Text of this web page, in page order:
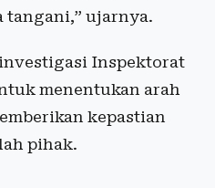
tangani,” ujarnya.
Inspektorat
menentukan arah
kepastian
pihak.